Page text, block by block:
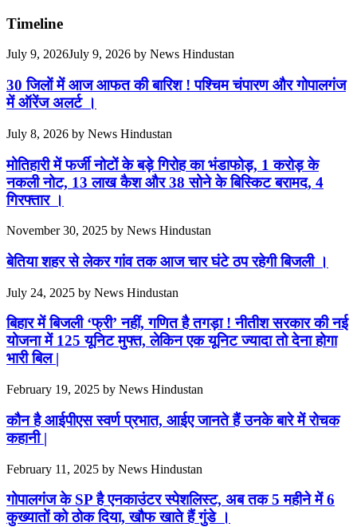
Timeline
July 9, 2026July 9, 2026 by News Hindustan
30 जिलों में आज आफत की बारिश ! पश्चिम चंपारण और गोपालगंज
में ऑरेंज अलर्ट ।
July 8, 2026 by News Hindustan
मोतिहारी में फर्जी नोटों के बड़े गिरोह का भंडाफोड़, 1 करोड़ के
नकली नोट, 13 लाख कैश और 38 सोने के बिस्किट बरामद, 4
गिरफ्तार ।
November 30, 2025 by News Hindustan
बेतिया शहर से लेकर गांव तक आज चार घंटे ठप रहेगी बिजली ।
July 24, 2025 by News Hindustan
बिहार में बिजली ‘फ्री’ नहीं, गणित है तगड़ा ! नीतीश सरकार की नई
योजना में 125 यूनिट मुफ्त, लेकिन एक यूनिट ज्यादा तो देना होगा
भारी बिल |
February 19, 2025 by News Hindustan
कौन है आईपीएस स्वर्ण प्रभात, आईए जानते हैं उनके बारे में रोचक
कहानी |
February 11, 2025 by News Hindustan
गोपालगंज के SP है एनकाउंटर स्पेशलिस्ट, अब तक 5 महीने में 6
कुख्यातों को ठोक दिया, खौफ खाते हैं गुंडे ।